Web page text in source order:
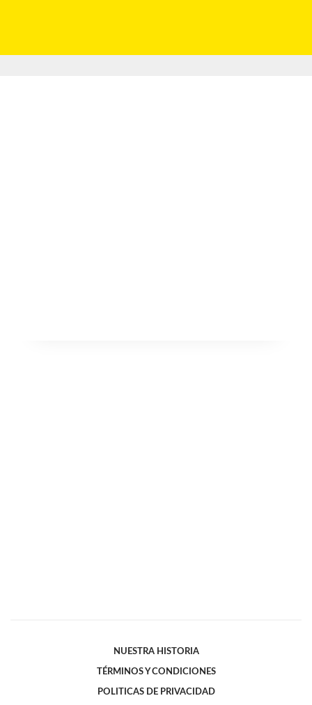
NUESTRA HISTORIA
TÉRMINOS Y CONDICIONES
POLITICAS DE PRIVACIDAD